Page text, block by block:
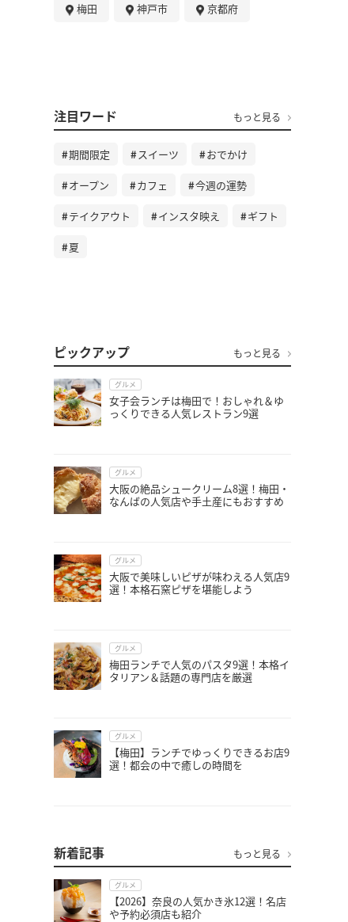
梅田 神戸市 京都府
注目ワード もっと見る
期間限定 スイーツ おでかけ
オープン カフェ 今週の運勢
テイクアウト インスタ映え ギフト
夏
ピックアップ もっと見る
グルメ
女子会ランチは梅田で！おしゃれ＆ゆ
っくりできる人気レストラン9選
グルメ
大阪の絶品シュークリーム8選！梅田・
なんばの人気店や手土産にもおすすめ
グルメ
大阪で美味しいピザが味わえる人気店9
選！本格石窯ピザを堪能しよう
グルメ
梅田ランチで人気のパスタ9選！本格イ
タリアン＆話題の専門店を厳選
グルメ
【梅田】ランチでゆっくりできるお店9
選！都会の中で癒しの時間を
新着記事 もっと見る
グルメ
【2026】奈良の人気かき氷12選！名店
や予約必須店も紹介